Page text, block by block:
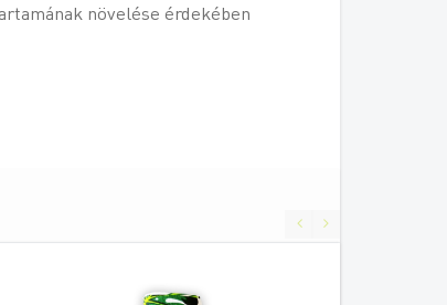
növelése érdekében